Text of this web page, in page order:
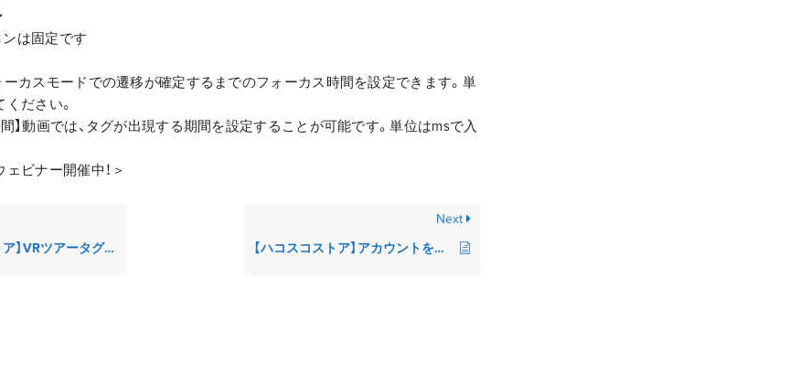
は固定です
ーカスモードでの遷移が確定するまでのフォーカス時間を設定できます。単
ださい。
】動画では、タグが出現する期間を設定することが可能です。単位はmsで入
ビナー開催中！＞
アータグサンプル（WEB）
Next
【ハコスコストア】アカウントを作成したい